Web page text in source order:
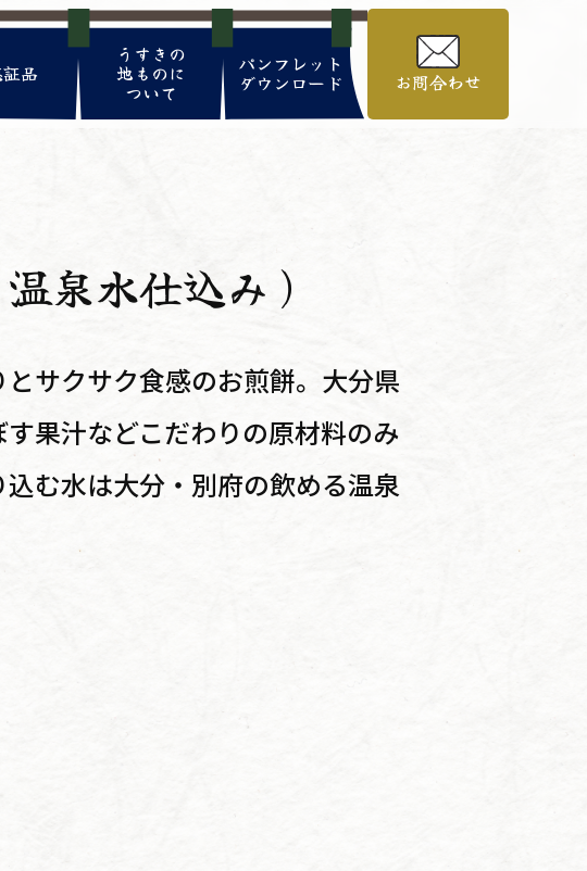
品
うすきの
地ものに
ついて
パンフレット
ダウンロード お問合わせ
泉水仕込み）
サクサク食感のお煎餅。大分県
果汁などこだわりの原材料のみ
む水は大分・別府の飲める温泉